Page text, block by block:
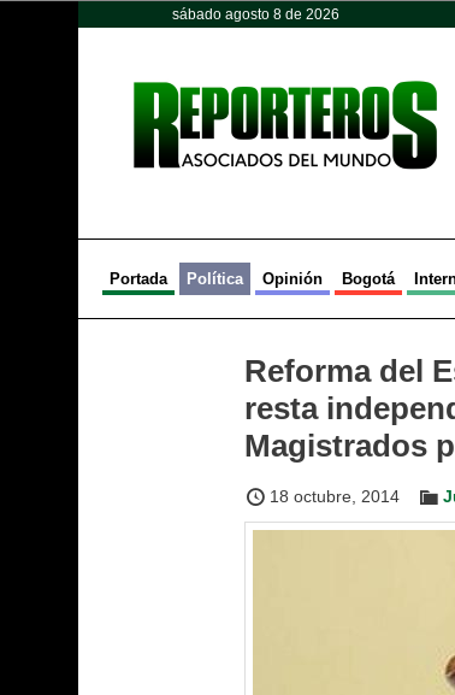
sábado agosto 8 de 2026
Portada Política Opinión Bogotá
Reforma del
resta
Magistrados
18 octubre, 2014
Opinión Política